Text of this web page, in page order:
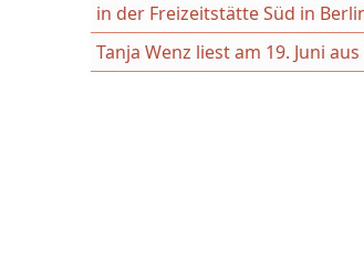
in der Freizeitstätte Süd in
Tanja Wenz liest am 19. Juni